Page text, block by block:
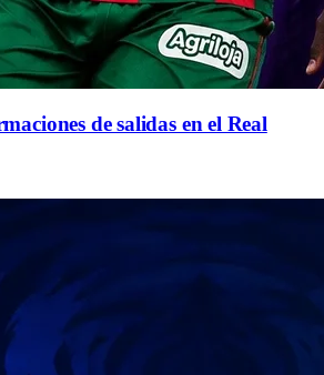
de salidas en el Real